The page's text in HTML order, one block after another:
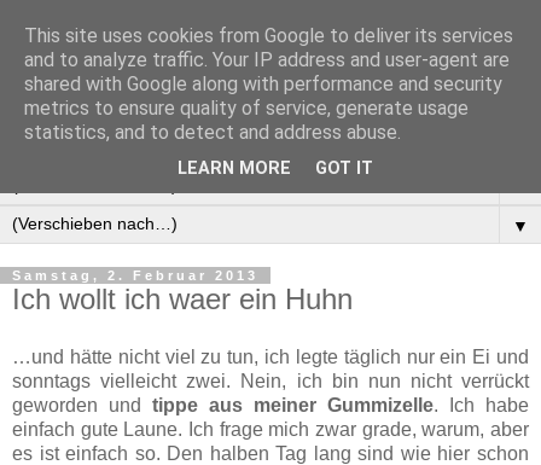
Manus Testwelt, alles
außer langweilig
▼
Samstag, 2. Februar 2013
Ich wollt ich waer ein Huhn
…und hätte nicht viel zu tun, ich legte täglich nur ein Ei und
sonntags vielleicht zwei. Nein, ich bin nun nicht verrückt
geworden und tippe aus meiner Gummizelle. Ich habe
einfach gute Laune. Ich frage mich zwar grade, warum, aber
es ist einfach so. Den halben Tag lang sind wie hier schon
This site uses cookies from Google to deliver its services
and to analyze traffic. Your IP address and user-agent are
shared with Google along with performance and security
metrics to ensure quality of service, generate usage
statistics, and to detect and address abuse.
LEARN MORE GOT IT